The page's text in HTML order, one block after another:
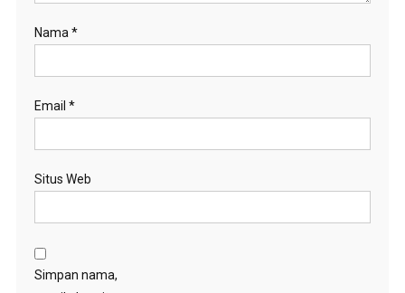
Nama*
Email *
Situs Web
Simpan nama,